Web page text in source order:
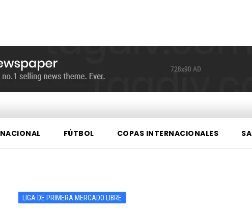
NACIONAL FÚTBOL COPAS INTERNACIONALES
LIGA DE PRIMERA MERCADO LIBRE